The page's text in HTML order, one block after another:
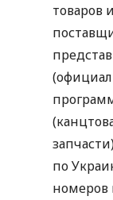
товаров
по
номеров